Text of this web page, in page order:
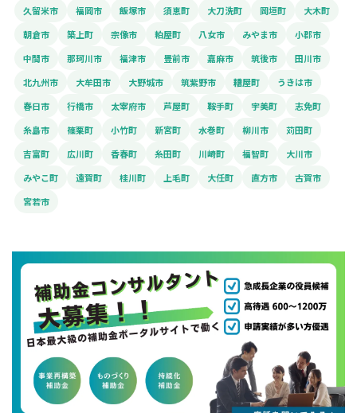
久留米市 福岡市 飯塚市 須恵町 大刀洗町 岡垣町
大木町
朝倉市
築上町 宗像市 粕屋町 八女市 みやま市
小郡市
中間市
那珂川市 福津市 豊前市 嘉麻市 筑後市
田川市
北九州市
大牟田市 大野城市 筑紫野市 糟屋町
うきは市
春日市
行橋市 太宰府市 芦屋町 鞍手町 宇美町
志免町
糸島市
篠栗町 小竹町 新宮町 水巻町 柳川市
苅田町
吉富町
広川町 香春町 糸田町 川崎町 福智町
大川市
みやこ町
遠賀町 桂川町 上毛町 大任町 直方市
古賀市
宮若市